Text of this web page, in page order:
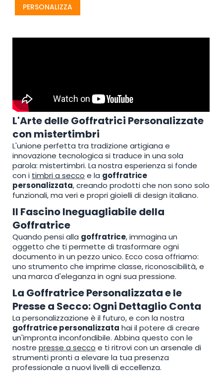
PERSONALIZZA
L'Arte delle Goffratrici Personalizzate
con mistertimbri
L'unione perfetta tra tradizione artigiana e
innovazione tecnologica si traduce in una sola
parola: mistertimbri. La nostra esperienza si fonde
con i timbri a secco e la goffratrice
personalizzata, creando prodotti che non sono solo
funzionali, ma veri e propri gioielli di design italiano.
Il Fascino Ineguagliabile della
Goffratrice
Quando pensi alla goffratrice, immagina un
oggetto che ti permette di trasformare ogni
documento in un pezzo unico. Ecco cosa offriamo:
uno strumento che imprime classe, riconoscibilità, e
una marca d'eleganza in ogni sua pressione.
La Goffratrice Personalizzata e le
Presse a Secco: Ogni Dettaglio Conta
La personalizzazione è il futuro, e con la nostra
goffratrice personalizzata hai il potere di creare
un'impronta inconfondibile. Abbina questo con le
nostre presse a secco e ti ritrovi con un arsenale di
strumenti pronti a elevare la tua presenza
professionale a nuovi livelli di eccellenza.